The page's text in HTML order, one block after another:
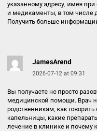
указанному адресу, имея
и медикаменты, в том числе
Получить больше
JamesArend
2026-07-12 at 09:31
Вы получаете не просто
медицинской помощи. Врач
родственникам, как
капельницы, какие
лечение в клинике и почему